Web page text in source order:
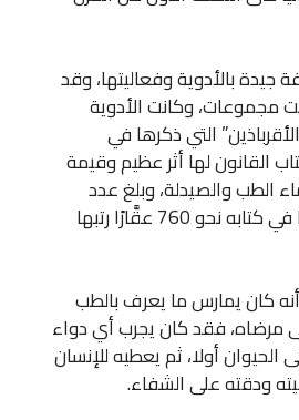
جيدة بالأدوية وفعاليتها، وقد
وكانت الأدوية
التي ذكرها في
القانون لها أثر عظيم وقيمة
الطب والصيدلة، وبلغ عدد
الأدوية التي وصفها في كتابه نحو 760 عقَّارًا رتبها
كان يمارس ما يعرف بالطب
مرضاه، فقد كان يجرب أي دواء
أولا، ثم يعطيه للإنسان
ودقته على الشفاء.